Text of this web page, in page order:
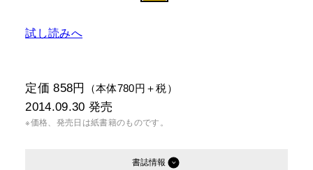
試し読みへ
定価 858円 （本体780円＋税）
2014.09.30 発売
※価格、発売日は紙書籍のものです。
書誌情報